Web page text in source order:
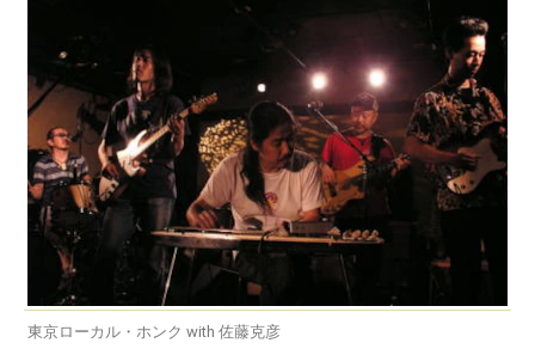
東京ローカル・ホンク with 佐藤克彦